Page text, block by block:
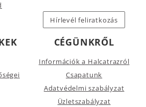
Hírlevél feliratkozás
CÉGÜNKRŐL
Információk a Halcatrazról
Csapatunk
Adatvédelmi szabályzat
Üzletszabályzat